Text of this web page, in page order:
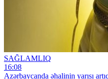
SAĞLAMLIQ
16:08
Azərbaycanda əhalinin yarısı